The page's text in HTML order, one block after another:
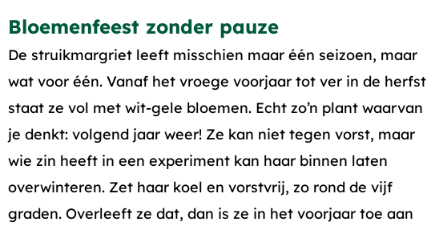
Bloemenfeest zonder pauze
De struikmargriet leeft misschien maar één seizoen, maar
wat voor één. Vanaf het vroege voorjaar tot ver in de herfst
staat ze vol met wit-gele bloemen. Echt zo’n plant waarvan
je denkt: volgend jaar weer! Ze kan niet tegen vorst, maar
wie zin heeft in een experiment kan haar binnen laten
overwinteren. Zet haar koel en vorstvrij, zo rond de vijf
graden. Overleeft ze dat, dan is ze in het voorjaar toe aan